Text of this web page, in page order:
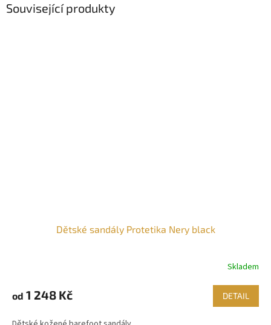
Související produkty
Dětské sandály Protetika Nery black
Skladem
od 1 248 Kč DETAIL